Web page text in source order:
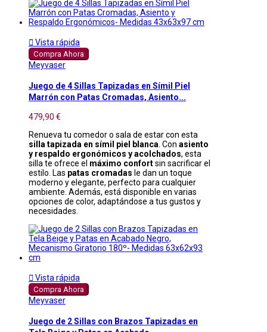
 Vista rápida
Compra Ahora
Meyvaser
Juego de 4 Sillas Tapizadas en Símil Piel
Marrón con Patas Cromadas, Asiento...
479,90 €
Renueva tu comedor o sala de estar con esta
silla tapizada en símil piel blanca . Con asiento
y respaldo ergonómicos y acolchados, esta
silla te ofrece el máximo confortsin sacrificar el
estilo. Las patas cromadas le dan un toque
moderno y elegante, perfecto para cualquier
ambiente. Además, está disponible en varias
opciones de color, adaptándose a tus gustos y
necesidades.
 Vista rápida
Compra Ahora
Meyvaser
Juego de 2 Sillas con Brazos Tapizadas en